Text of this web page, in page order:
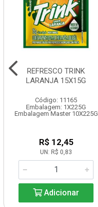
REFRESCO TRINK
LARANJA 15X15G
Código: 11165
Embalagem: 1X225G
Embalagem Master 10X225G
R$ 12,45
UN: R$ 0,83
Adicionar